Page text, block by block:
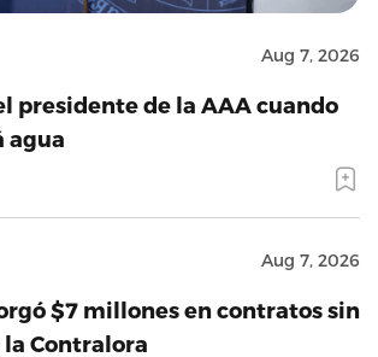
Aug 7, 2026
presidente de la AAA cuando
agua
Aug 7, 2026
$7 millones en contratos sin
Contralora